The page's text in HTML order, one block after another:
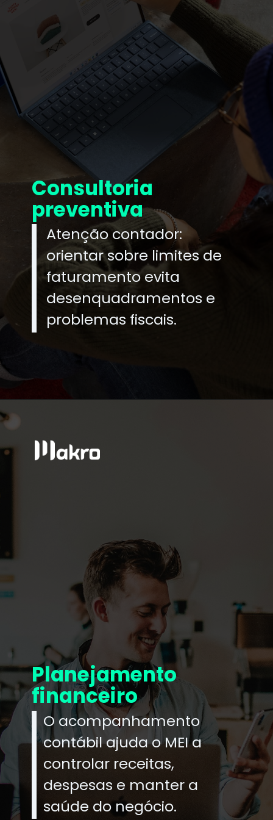
Consultoria
preventiva
Atenção contador:
orientar sobre limites de
faturamento evita
desenquadramentos e
problemas fiscais.
Planejamento
financeiro
O acompanhamento
contábil ajuda o MEI a
controlar receitas,
despesas e manter a
saúde do negócio.